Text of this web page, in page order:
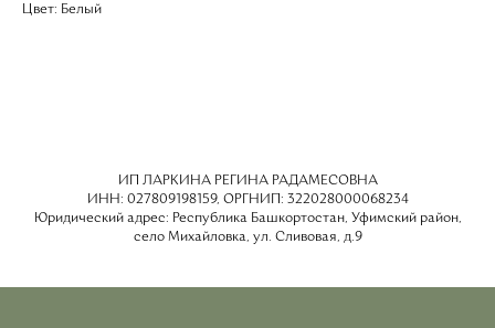
Цвет: Белый
ИП ЛАРКИНА РЕГИНА РАДАМЕСОВНА
ИНН: 027809198159, ОРГНИП: 322028000068234
Юридический адрес: Республика Башкортостан, Уфимский район,
село Михайловка, ул. Сливовая, д.9